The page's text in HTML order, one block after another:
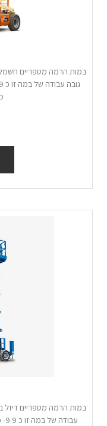
במות הרמה מספריים
במות הרמה מספריים דיזל